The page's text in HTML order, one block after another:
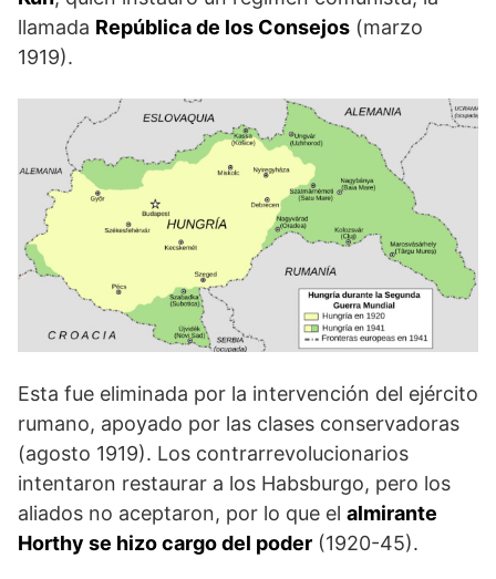
llamada República de los Consejos (marzo
1919).
Esta fue eliminada por la intervención del ejército
rumano, apoyado por las clases conservadoras
(agosto 1919). Los contrarrevolucionarios
intentaron restaurar a los Habsburgo, pero los
aliados no aceptaron, por lo que el almirante
Horthy se hizo cargo del poder (1920-45).